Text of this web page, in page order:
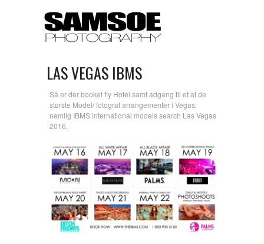
LAS VEGAS IBMS
Så er der booket fly Hotel samt adgang til et af de
største Model/ fotograf arrangementer i Vegas,
nemlig IBMS international models search Las Vegas
2016.